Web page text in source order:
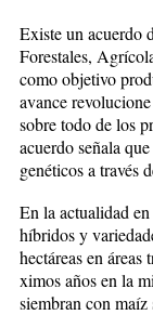
Existe un acuerdo
Forestales,
como objeti­vo
avance
sobre todo de los
acuerdo señala
genéticos a través
En la actualidad
híbridos y
hectáreas en
ximos años en la
siembran con